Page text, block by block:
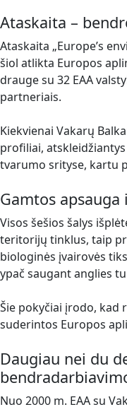
Ataskaita –
Ataskaita „Europe’s
šiol atlikta Europos
drauge su 32 EAA
partneriais.
Kiekvienai Vakarų
profiliai,
tvarumo srityse, kartu
Gamtos
Visos šešios šalys
teritorijų tinklus, taip
biologinės įvairovės
ypač saugant anglies
Šie pokyčiai įrodo, kad
suderintos Europos
Daugiau nei du
Nuo 2000 m. EAA su